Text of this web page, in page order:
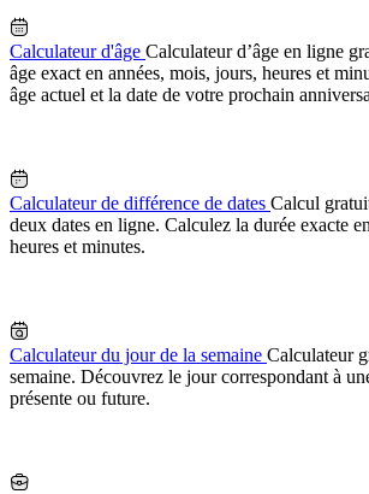
Calculateur d'âge Calculateur d’âge en ligne
âge exact en années, mois, jours, heures et
âge actuel et la date de votre prochain
Calculateur de différence de dates Calcul
deux dates en ligne. Calculez la durée exacte
heures et minutes.
Calculateur du jour de la semaine Calculateur
semaine. Découvrez le jour correspondant à
présente ou future.